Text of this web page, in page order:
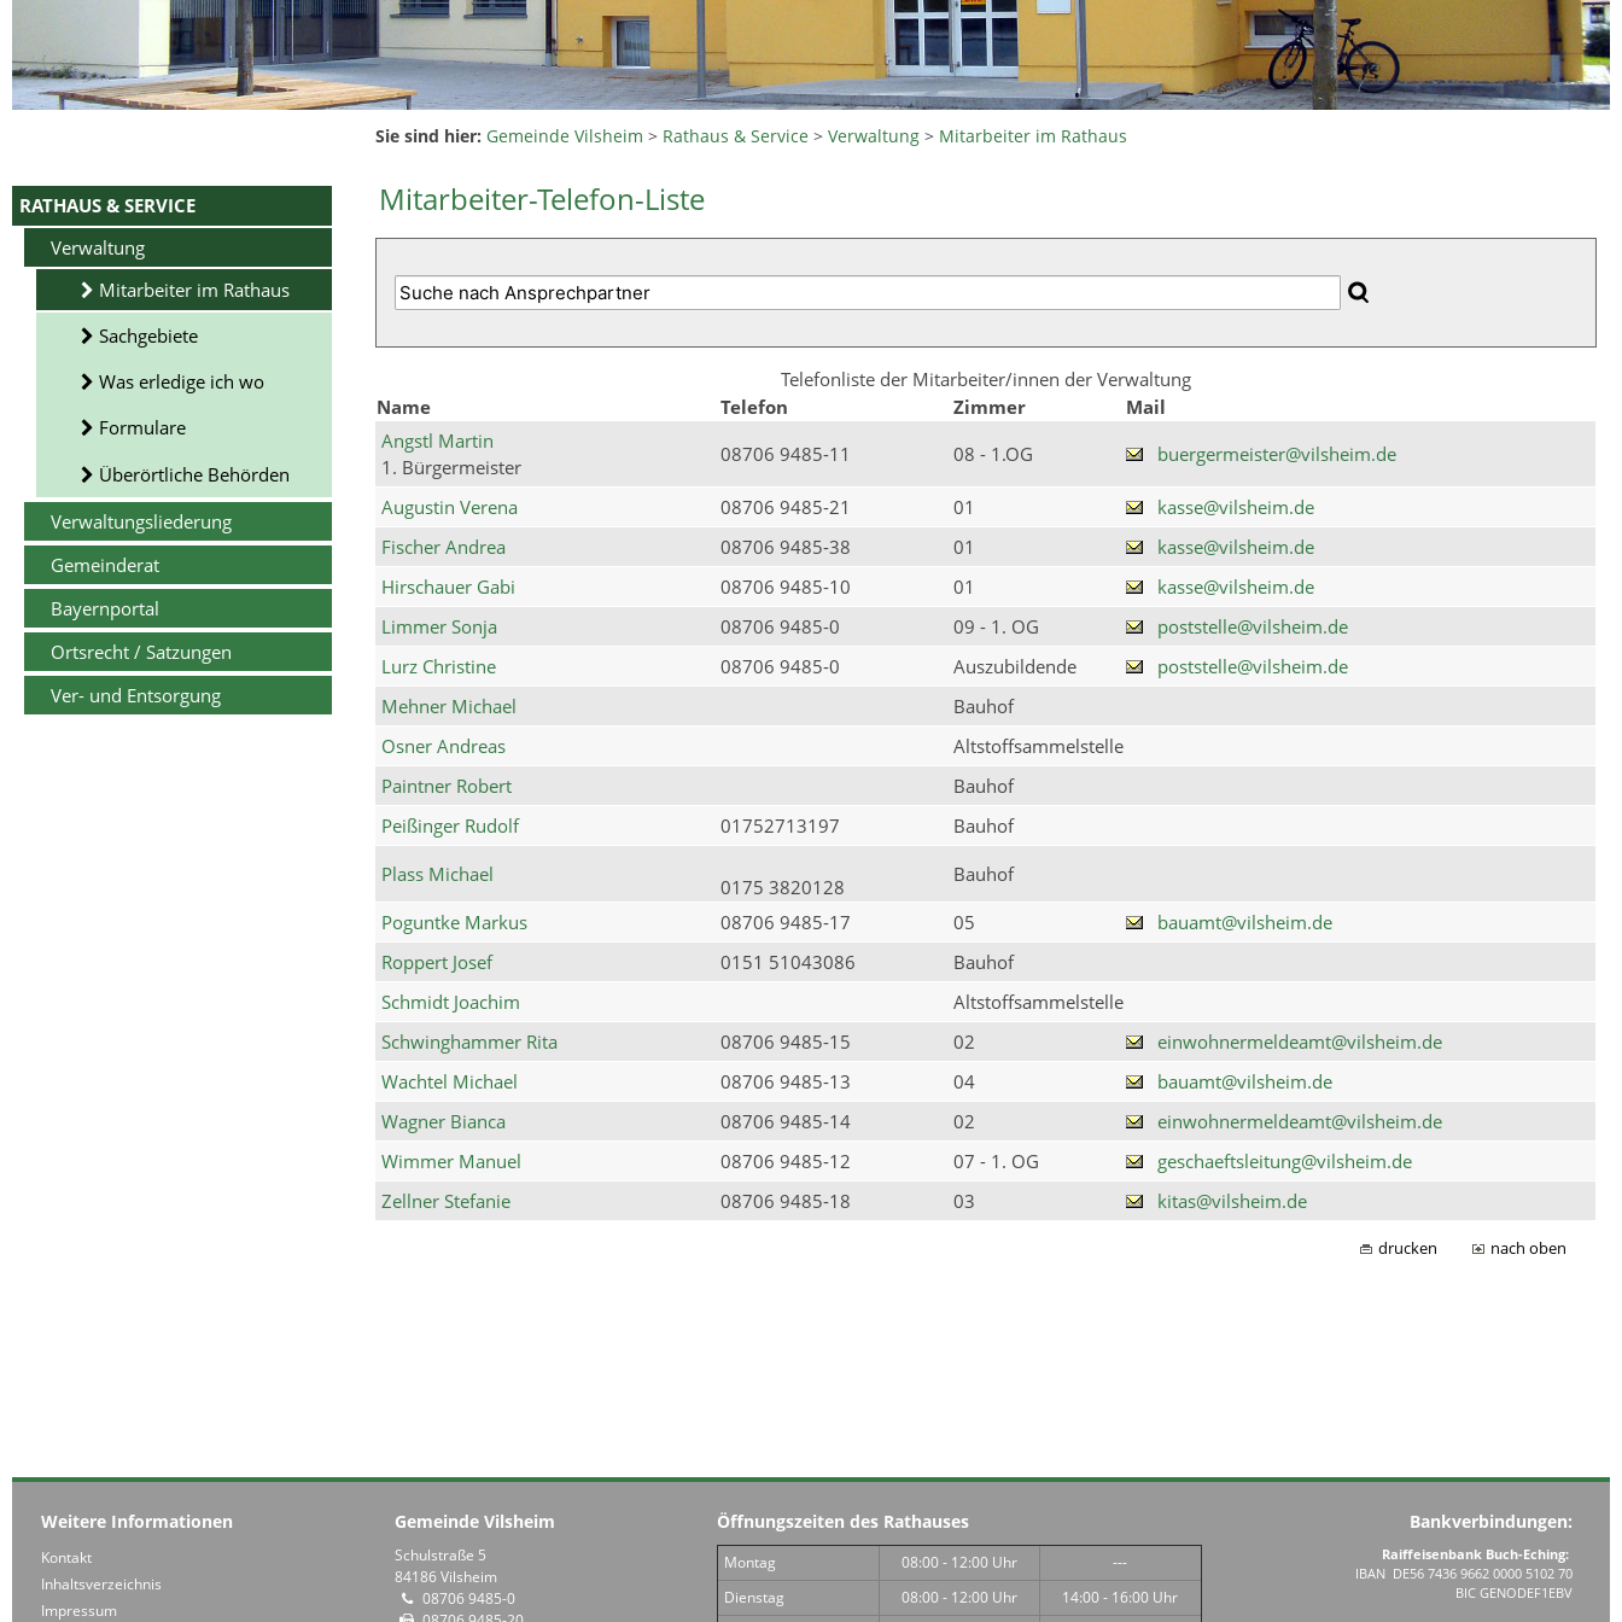
RATHAUS & SERVICE
Verwaltung
Mitarbeiter im Rathaus
Sachgebiete
Was erledige ich wo
Formulare
Überörtliche Behörden
Verwaltungsliederung
Gemeinderat
Bayernportal
Ortsrecht / Satzungen
Ver- und Entsorgung
Sie sind hier: Gemeinde Vilsheim > Rathaus & Service >Verwaltung > Mitarbeiter im Rathaus
Mitarbeiter-Telefon-Liste
Telefonliste der Mitarbeiter/innen der Verwaltung
Name
Telefon Zimmer
Mail
Angstl Martin
1. Bürgermeister
08706 9485-11 08 - 1.OG buergermeister@vilsheim.de
Augustin Verena 08706 9485-21 01
kasse@vilsheim.de
Fischer Andrea
08706 9485-38 01
kasse@vilsheim.de
Hirschauer Gabi
08706 9485-10 01
kasse@vilsheim.de
Limmer Sonja
08706 9485-0 09 - 1. OG
poststelle@vilsheim.de
Lurz Christine
08706 9485-0 Auszubildende
poststelle@vilsheim.de
Mehner Michael
Bauhof
Osner Andreas
Altstoffsammelstelle
Paintner Robert
Bauhof
Peißinger Rudolf
01752713197
Bauhof
Plass Michael
0175 3820128
Bauhof
Poguntke Markus
08706 9485-17 05
bauamt@vilsheim.de
Roppert Josef
0151 51043086
Bauhof
Schmidt Joachim
Altstoffsammelstelle
Schwinghammer Rita
08706 9485-15 02
einwohnermeldeamt@vilsheim.de
Wachtel Michael
08706 9485-13 04
bauamt@vilsheim.de
Wagner Bianca
08706 9485-14 02
einwohnermeldeamt@vilsheim.de
Wimmer Manuel
08706 9485-12 07 - 1. OG
geschaeftsleitung@vilsheim.de
Zellner Stefanie
08706 9485-18 03 kitas@vilsheim.de
drucken nach oben
Weitere Informationen
Kontakt
Inhaltsverzeichnis
Impressum
Gemeinde Vilsheim
Schulstraße 5
84186 Vilsheim
08706 9485-0
Öffnungszeiten des Rathauses
Montag 08:00 - 12:00 Uhr
---
Dienstag
08:00 - 12:00 Uhr
14:00 - 16:00 Uhr
Bankverbindungen:
Raiffeisenbank Buch-Eching:
IBAN DE56 7436 9662 0000 5102 70
BIC GENODEF1EBV